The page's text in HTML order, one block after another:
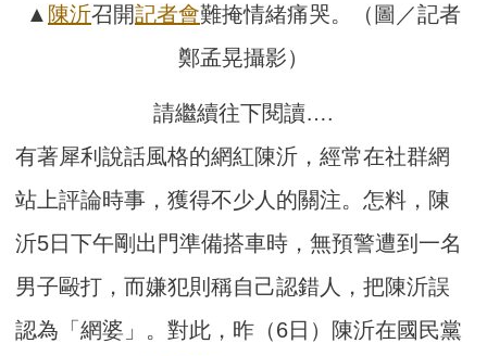
▲ 陳沂召開記者會難掩情緒痛哭。（圖／記者
鄭孟晃攝影）
請繼續往下閱讀….
有著犀利說話風格的網紅陳沂，經常在社群網
站上評論時事，獲得不少人的關注。怎料，陳
沂5日下午剛出門準備搭車時，無預警遭到一名
男子毆打，而嫌犯則稱自己認錯人，把陳沂誤
認為「網婆」。對此，昨（6日）陳沂在國民黨